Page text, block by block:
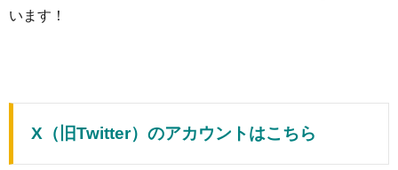
います！
X（旧Twitter）のアカウントはこちら